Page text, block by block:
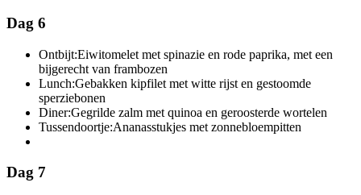
Dag 6
Ontbijt:Eiwitomelet met spinazie en rode paprika, met een
bijgerecht van frambozen
Lunch:Gebakken kipfilet met witte rijst en gestoomde
sperziebonen
Diner:Gegrilde zalm met quinoa en geroosterde wortelen
Tussendoortje:Ananasstukjes met zonnebloempitten
Dag 7